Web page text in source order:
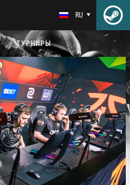
RU
ТУРНИРЫ